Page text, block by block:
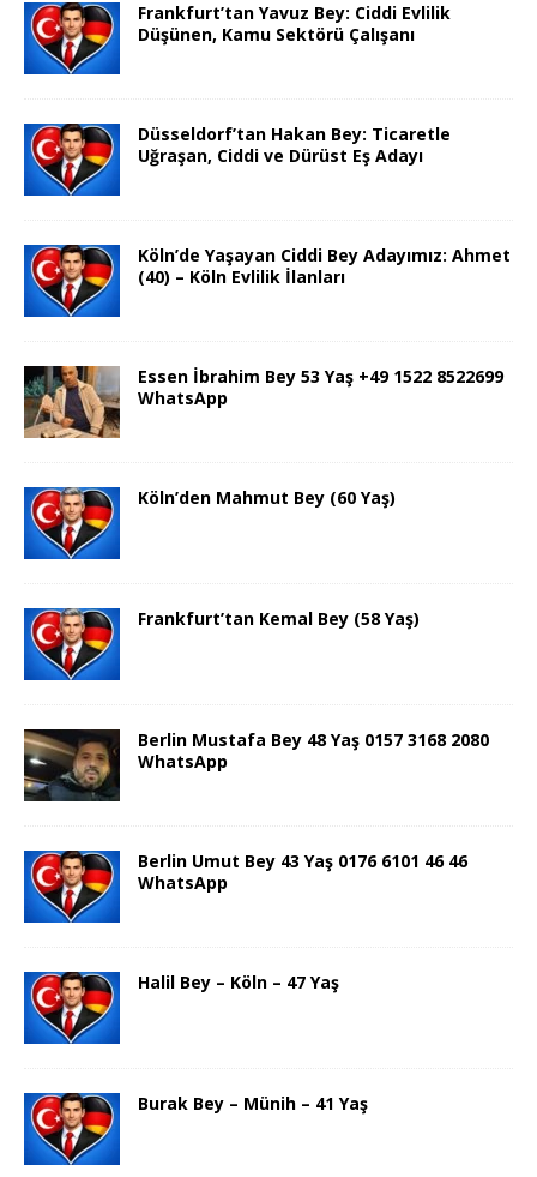
Frankfurt’tan Yavuz Bey: Ciddi Evlilik
Düşünen, Kamu Sektörü Çalışanı
Düsseldorf’tan Hakan Bey: Ticaretle
Uğraşan, Ciddi ve Dürüst Eş Adayı
Köln’de Yaşayan Ciddi Bey Adayımız: Ahmet
(40) – Köln Evlilik İlanları
Essen İbrahim Bey 53 Yaş +49 1522 8522699
WhatsApp
Köln’den Mahmut Bey (60 Yaş)
Frankfurt’tan Kemal Bey (58 Yaş)
Berlin Mustafa Bey 48 Yaş 0157 3168 2080
WhatsApp
Berlin Umut Bey 43 Yaş 0176 6101 46 46
WhatsApp
Halil Bey – Köln – 47 Yaş
Burak Bey – Münih – 41 Yaş